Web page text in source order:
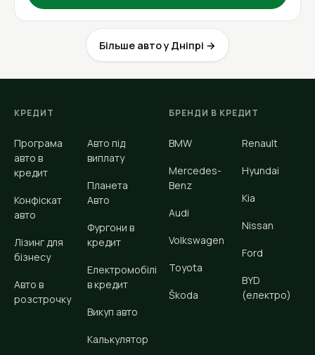
Більше авто у Дніпрі →
КРЕДИТ
Програма
авто в
кредит
Конфіскат
авто
Лізинг для
бізнесу
Авто в
розстрочку
Авто під
виплату
Планета
Авто
Фургони в
кредит
Електромобілі
в кредит
Викуп авто
Калькулятор
БРЕНДИ В КРЕДИТ
BMW
Mercedes-
Benz
Audi
Volkswagen
Toyota
Škoda
Renault
Hyundai
Kia
Nissan
Ford
BYD
(електро)